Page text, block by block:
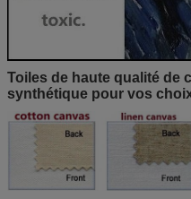
Toiles de haute qualité de
synthétique pour vos